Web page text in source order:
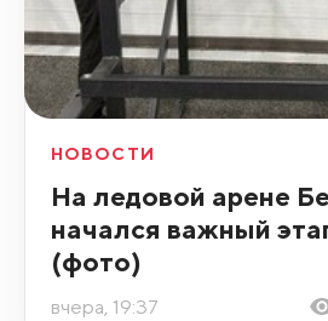
НОВОСТИ
На ледовой арене
начался важный
(фото)
вчера, 19:37